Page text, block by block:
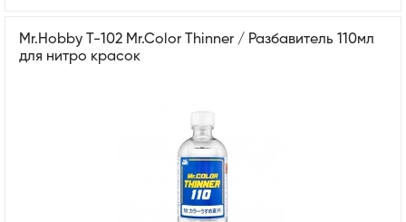
Mr.Hobby T-102 Mr.Color Thinner / Разбавитель 110мл
для нитро красок